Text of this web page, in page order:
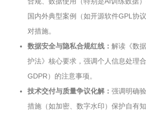
国内外典型案例（如开源软件GPL协
对措施。
数据安全与隐私合规红线： 解读《数
护法》核心要求，强调个人信息处理
GDPR）的注意事项。
技术交付与质量争议化解： 强调明确
措施（如加密、数字水印）保护自有